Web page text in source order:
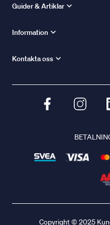
Guider & Artiklar
Information
Kontakta oss
Copyright © 2025